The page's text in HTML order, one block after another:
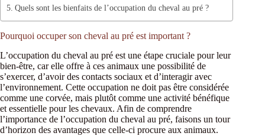
Quels sont les bienfaits de l’occupation du cheval au pré ?
Pourquoi occuper son cheval au pré est important ?
L’occupation du cheval au pré est une étape cruciale pour leur
bien-être, car elle offre à ces animaux une possibilité de
s’exercer, d’avoir des contacts sociaux et d’interagir avec
l’environnement. Cette occupation ne doit pas être considérée
comme une corvée, mais plutôt comme une activité bénéfique
et essentielle pour les chevaux. Afin de comprendre
l’importance de l’occupation du cheval au pré, faisons un tour
d’horizon des avantages que celle-ci procure aux animaux.